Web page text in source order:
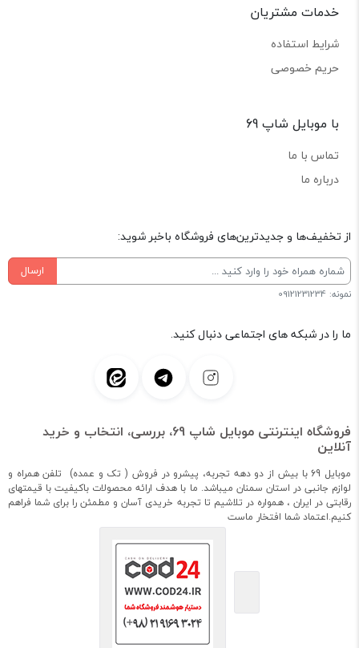
خدمات مشتریان
شرایط استفاده
حریم خصوصی
با موبایل شاپ 69
تماس با ما
درباره ما
از تخفیف‌ها و جدیدترین‌های فروشگاه باخبر شوید:
ارسال
نمونه: 09121231234
ما را در شبکه های اجتماعی دنبال کنید.
فروشگاه اینترنتی موبایل شاپ 69، بررسی، انتخاب و خرید
آنلاین
موبایل 69 با بیش از دو دهه تجربه، پیشرو در فروش ( تک و عمده) تلفن همراه و
لوازم جانبی در استان سمنان میباشد. ما با هدف ارائه محصولات باکیفیت با قیمتهای
رقابتی در ایران ، همواره در تلاشیم تا تجربه خریدی آسان و مطمئن را برای شما فراهم
کنیم.اعتماد شما افتخار ماست